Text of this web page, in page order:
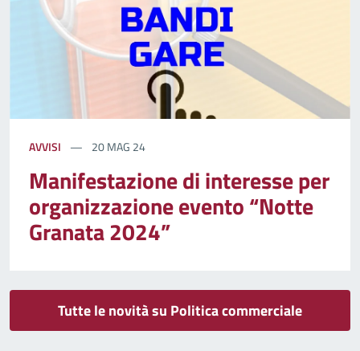
AVVISI 20 MAG 24
Manifestazione di interesse per
organizzazione evento “Notte
Granata 2024”
Tutte le novità su Politica commerciale